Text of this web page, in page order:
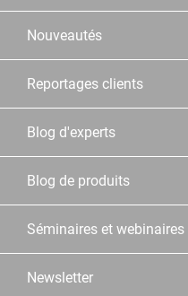
Nouveautés
Reportages clients
Blog d'experts
Blog de produits
Séminaires et webinaires
Newsletter